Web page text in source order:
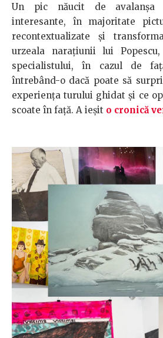
Un pic năucit de avalanşa
interesante, în majoritate
recontextualizate şi
urzeala naraţiunii lui
specialistului, în cazul de
întrebând-o dacă poate să
experiența turului ghidat şi ce
scoate în faţă. A ieşit o cronică